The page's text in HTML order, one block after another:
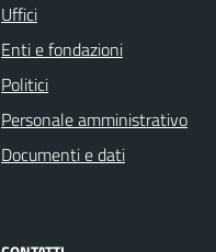
Uffici
Enti e fondazioni
Politici
Personale amministrativo
Documenti e dati